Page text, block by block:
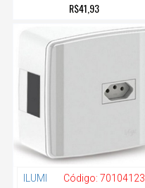
R$41,93
ILUMI Código: 70104123